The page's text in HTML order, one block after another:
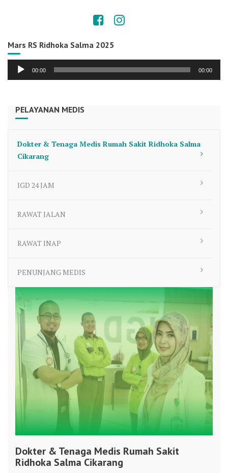
Mars RS Ridhoka Salma 2025
Audio
00:00 00:00
PELAYANAN MEDIS
Dokter & Tenaga Medis Rumah Sakit Ridhoka Salma
Cikarang
IGD 24 JAM
RAWAT JALAN
RAWAT INAP
PENUNJANG MEDIS
Dokter & Tenaga Medis Rumah Sakit
Ridhoka Salma Cikarang